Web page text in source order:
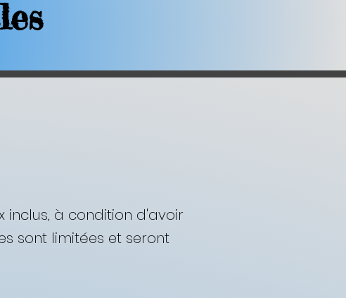
inclus, à condition d'avoir
sont limitées et seront